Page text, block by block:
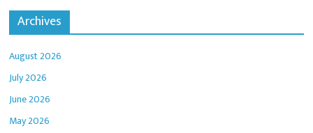
Archives
August 2026
July 2026
June 2026
May 2026